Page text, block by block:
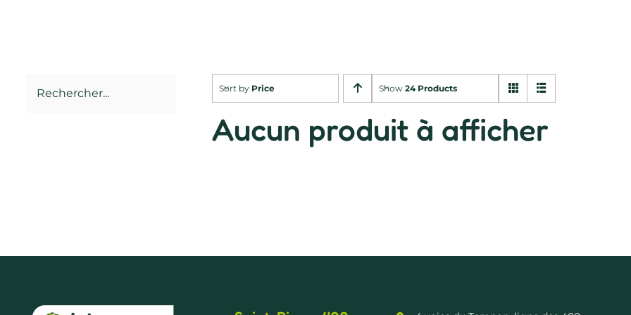
Sort by Price Show24 Products
Aucun produit à afficher